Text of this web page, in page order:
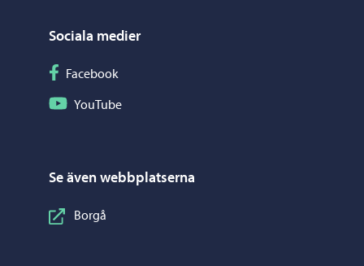
Sociala medier
Följ på Facebook
Facebook
Följ på YouTube
YouTube
Se även webbplatserna
Borgå